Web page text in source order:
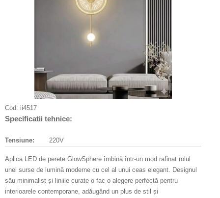
Cod: ii4517
Specificatii tehnice:
Tensiune: 220V
Aplica LED de perete GlowSphere îmbină într-un mod rafinat rolul
unei surse de lumină moderne cu cel al unui ceas elegant. Designul
său minimalist și liniile curate o fac o alegere perfectă pentru
interioarele contemporane, adăugând un plus de stil și